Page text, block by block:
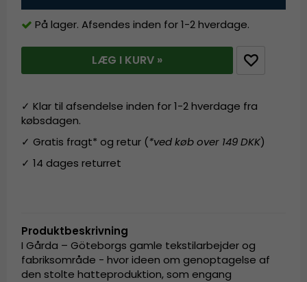
På lager. Afsendes inden for 1-2 hverdage.
LÆG I KURV »
✓ Klar til afsendelse inden for 1-2 hverdage fra
købsdagen.
✓ Gratis fragt* og retur (*ved køb over 149 DKK)
✓ 14 dages returret
Produktbeskrivning
I Gårda – Göteborgs gamle tekstilarbejder og
fabriksområde - hvor ideen om genoptagelse af
den stolte hatteproduktion, som engang